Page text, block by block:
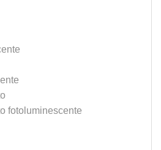
fotoluminescente